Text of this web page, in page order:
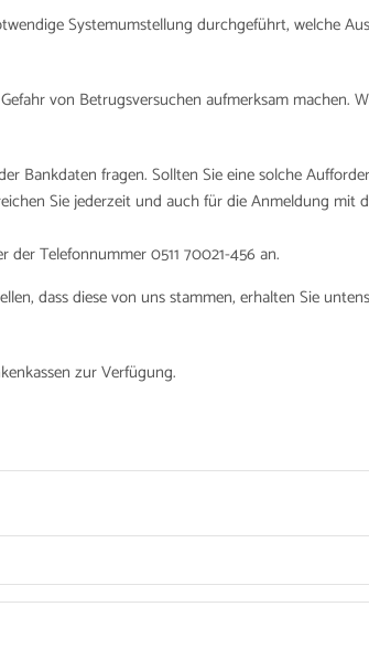
Systemumstellung durchgeführt, welche
von Betrugsversuchen aufmerksam
Bankdaten fragen. Sollten Sie eine solche
Sie jederzeit und auch für die Anmeldung
Telefonnummer 0511 70021-456 an.
dass diese von uns stammen, erhalten Sie
zur Verfügung.